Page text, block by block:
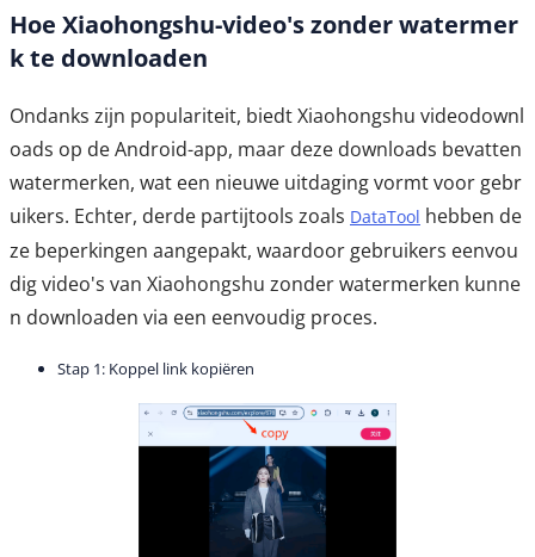
Hoe Xiaohongshu-video's zonder watermer
k te downloaden
Ondanks zijn populariteit, biedt Xiaohongshu videodownl
oads op de Android-app, maar deze downloads bevatten
watermerken, wat een nieuwe uitdaging vormt voor gebr
uikers. Echter, derde partijtools zoals DataTool hebben de
ze beperkingen aangepakt, waardoor gebruikers eenvou
dig video's van Xiaohongshu zonder watermerken kunne
n downloaden via een eenvoudig proces.
Stap 1: Koppel link kopiëren